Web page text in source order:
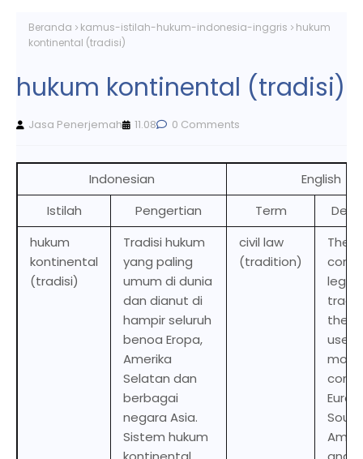
Beranda kamus-istilah-hukum-indonesia-inggris
hukum
kontinental (tradisi)
hukum kontinental (tradisi)
Jasa Penerjemah 11.08 0 Comments
Indonesian
English
Istilah
Pengertian Term
hukum
kontinental
(tradisi)
Tradisi hukum
yang paling
umum di dunia
dan dianut di
hampir seluruh
benoa Eropa,
Amerika
Selatan dan
berbagai
negara Asia.
Sistem hukum
civil law
(tradition)
The
legal
the
used
most
South